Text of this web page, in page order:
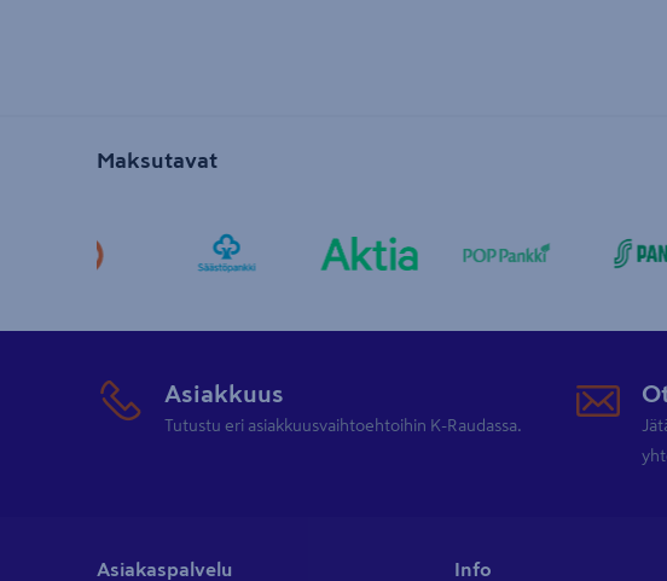
Maksutavat
Asiakkuus
Tutustu eri asiakkuusvaihtoehtoihin K-Raudassa.
Asiakaspalvelu Info